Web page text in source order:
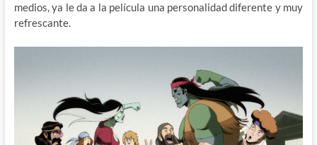
medios, ya le da a la película una personalidad diferente y muy
refrescante.